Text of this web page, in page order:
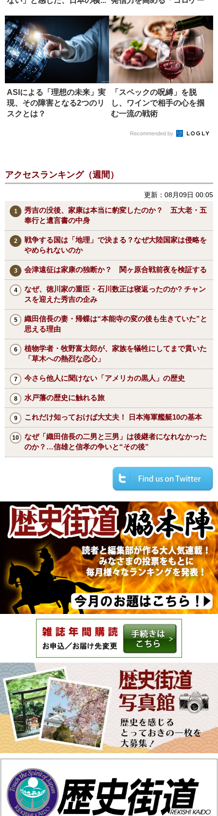
ASIによる「理想の未来」実
現、その障害となる2つのリ
スクとは？
「スペックの呪縛」を脱
し、ワインで相手の心を掴
む一流の戦術
Recommended by
アクセスランキング（週間）
更新：08月09日 00:05
秀吉の没後、家康は本当に豹変したのか？ 五大老・五
奉行と遺言書の中身
戦争する国は「地理」で決まる？なぜ大陸国家は侵略を
やめられないのか
会津遠征は家康の独断か？ 関ヶ原合戦前夜を検証する
なぜ、徳川家の重臣・石川数正は寝返ったのか? チャン
スを迎えた秀吉の企み
織田信長の妻・帰蝶は“本能寺の変の後も生きていた”と
思える理由
植物学者・牧野富太郎が、家族を犠牲にしてまで貫いた
「草木への熱烈な恋心」
今さら他人に聞けない「アメリカの黒人」の歴史
水戸藩の歴史に触れる旅
これだけ知っておけば大丈夫！ 日本海軍艦艇10の基本
なぜ「織田信長の二男と三男」は後継者になれなかった
のか？…信雄と信孝の争いと“その後”